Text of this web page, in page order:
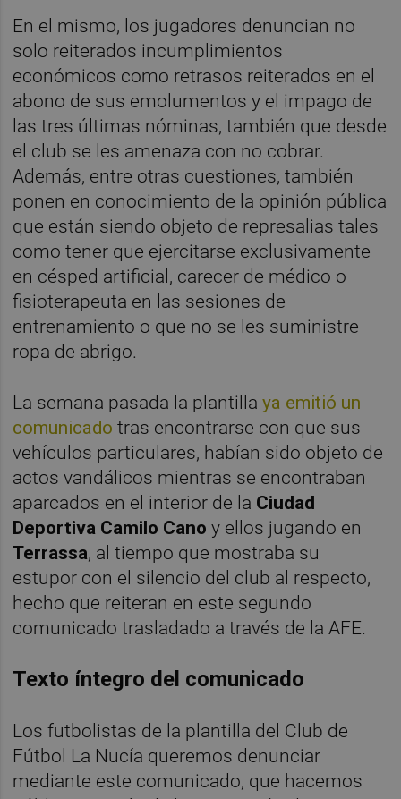
En el mismo, los jugadores denuncian no
solo reiterados incumplimientos
económicos como retrasos reiterados en el
abono de sus emolumentos y el impago de
las tres últimas nóminas, también que desde
el club se les amenaza con no cobrar.
Además, entre otras cuestiones, también
ponen en conocimiento de la opinión pública
que están siendo objeto de represalias tales
como tener que ejercitarse exclusivamente
en césped artificial, carecer de médico o
fisioterapeuta en las sesiones de
entrenamiento o que no se les suministre
ropa de abrigo.
La semana pasada la plantillaya emitió un
comunicado tras encontrarse con que sus
vehículos particulares, habían sido objeto de
actos vandálicos mientras se encontraban
aparcados en el interior de la Ciudad
Deportiva Camilo Cano y ellos jugando en
Terrassa, al tiempo que mostraba su
estupor con el silencio del club al respecto,
hecho que reiteran en este segundo
comunicado trasladado a través de la AFE.
Texto íntegro del comunicado
Los futbolistas de la plantilla del Club de
Fútbol La Nucía queremos denunciar
mediante este comunicado, que hacemos